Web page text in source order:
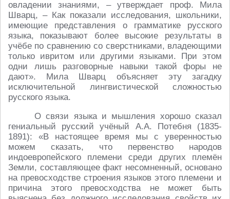
овладении знаниями, – утверждает проф. Мила
Шварц, – Как показали исследования, школьники,
имеющие представления о грамматике русского
языка, показывают более высокие результаты в
учёбе по сравнению со сверстниками, владеющими
только ивритом или другими языками. При этом
одни лишь разговорные навыки такой форы не
дают». Мила Шварц объясняет эту загадку
исключительной лингвистической сложностью
русского языка.
О связи языка и мышления хорошо сказал
гениальный русский учёный А.А. Потебня (1835-
1891): «В настоящее время мы с уверенностью
можем сказать, что первенство народов
индоевропейского племени среди других племён
Земли, составляющее факт несомненный, основано
на превосходстве строения языков этого племени и
причина этого превосходства не может быть